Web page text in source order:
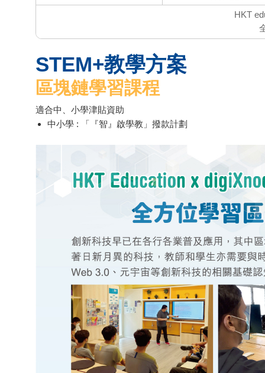
HKT
STEM+教學方案
區塊鏈學習課程​
適合中、小學津貼資助
中小學 : 「『智』啟學教」撥款計劃